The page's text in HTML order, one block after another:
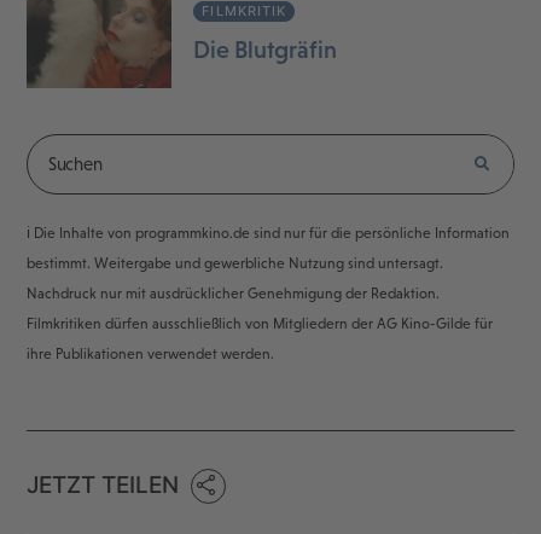
FILMKRITIK
Die Blutgräfin
ℹ️ Die Inhalte von programmkino.de sind nur für die persönliche Information
bestimmt. Weitergabe und gewerbliche Nutzung sind untersagt.
Nachdruck nur mit ausdrücklicher Genehmigung der Redaktion.
Filmkritiken dürfen ausschließlich von Mitgliedern der AG Kino-Gilde für
ihre Publikationen verwendet werden.
JETZT TEILEN